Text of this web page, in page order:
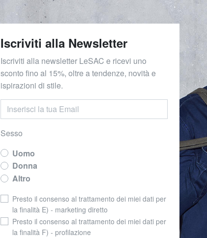
Iscriviti alla Newsletter
Iscriviti alla newsletter LeSAC e ricevi uno
sconto fino al 15%, oltre a tendenze, novità e
ispirazioni di stile.
Sesso
Uomo
Donna
Altro
Presto il consenso al trattamento dei miei dati per
la finalità E) - marketing diretto
Presto il consenso al trattamento dei miei dati per
la finalità F) - profilazione